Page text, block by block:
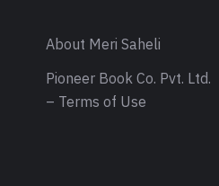
About Meri Saheli
Pioneer Book Co. Pvt. Ltd.
– Terms of Use